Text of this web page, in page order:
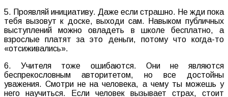
5. Проявляй инициативу. Даже если страшно. Не жди пока
тебя вызовут к доске, выходи сам. Навыком публичных
выступлений можно овладеть в школе бесплатно, а
взрослые платят за это деньги, потому что когда-то
«отсиживались».
6. Учителя тоже ошибаются. Они не являются
беспрекословным авторитетом, но все достойны
уважения. Смотри не на человека, а чему ты можешь у
него научиться. Если человек вызывает страх, стоит